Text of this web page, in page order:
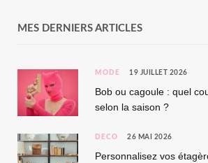
MES DERNIERS ARTICLES
MODE 19 JUILLET 2026
Bob ou cagoule : quel
selon la saison ?
DÉCO 26 MAI 2026
Personnalisez vos